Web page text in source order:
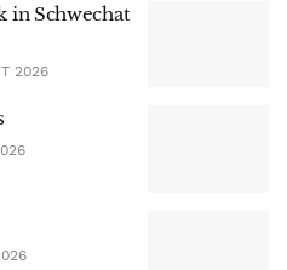
in Schwechat
2026